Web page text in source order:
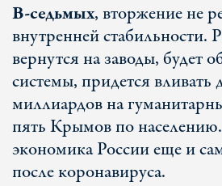
В-седьмых, вторжение не
внутренней стабильности.
вернутся на заводы, будет
системы, придется вливать
миллиардов на
пять Крымов по
экономика России еще и
после коронавируса.